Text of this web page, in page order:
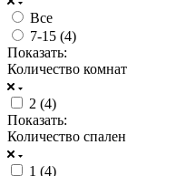
Все
7-15 (4)
Показать:
Количество комнат
2 (4)
Показать:
Количество спален
1 (4)